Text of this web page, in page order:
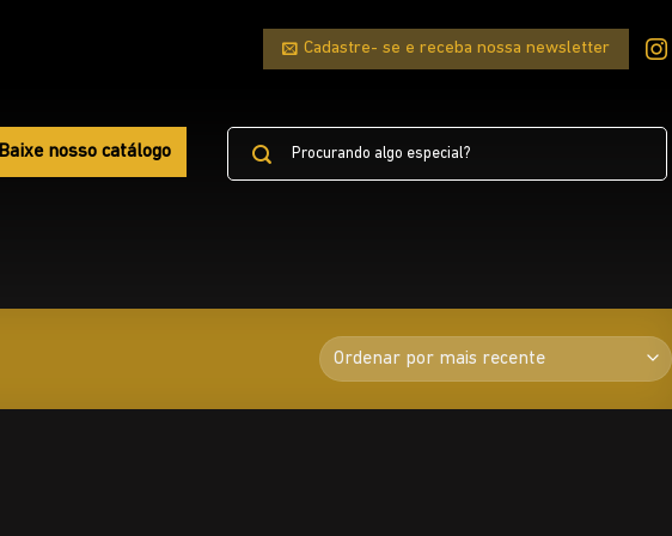
Cadastre- se e receba nossa newsletter
Baixe nosso catálogo
Pesquisar